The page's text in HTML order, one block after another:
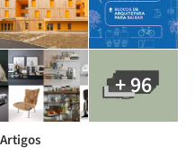
+ 96
Artigos